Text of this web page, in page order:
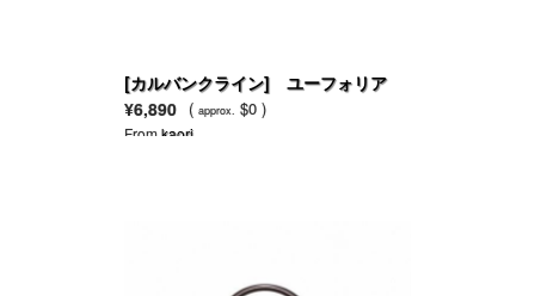
[カルバンクライン] ユーフォリア
EDP
¥6,890 ( approx. $0 )
Fromkaori